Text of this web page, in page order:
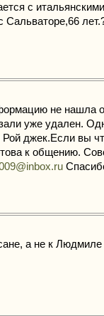
с
не нашла
уже удален.
джек.Если вы
к общению.
а не к Людмиле